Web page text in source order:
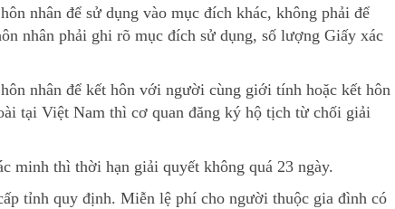
nhân để sử dụng vào mục đích khác, không phải để
nhân phải ghi rõ mục đích sử dụng, số lượng Giấy xác
nhân để kết hôn với người cùng giới tính hoặc kết hôn
tại Việt Nam thì cơ quan đăng ký hộ tịch từ chối giải
minh thì thời hạn giải quyết không quá 23 ngày.
tỉnh quy định. Miễn lệ phí cho người thuộc gia đình có